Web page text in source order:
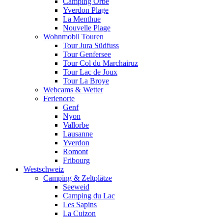
Yverdon Plage
La Menthue
Nouvelle Plage
Wohnmobil Touren
Tour Jura Südfuss
Tour Genfersee
Tour Col du Marchairuz
Tour Lac de Joux
Tour La Broye
Webcams & Wetter
Ferienorte
Genf
Nyon
Vallorbe
Lausanne
Yverdon
Romont
Fribourg
Westschweiz
Camping & Zeltplätze
Seeweid
Camping du Lac
Les Sapins
La Cuizon